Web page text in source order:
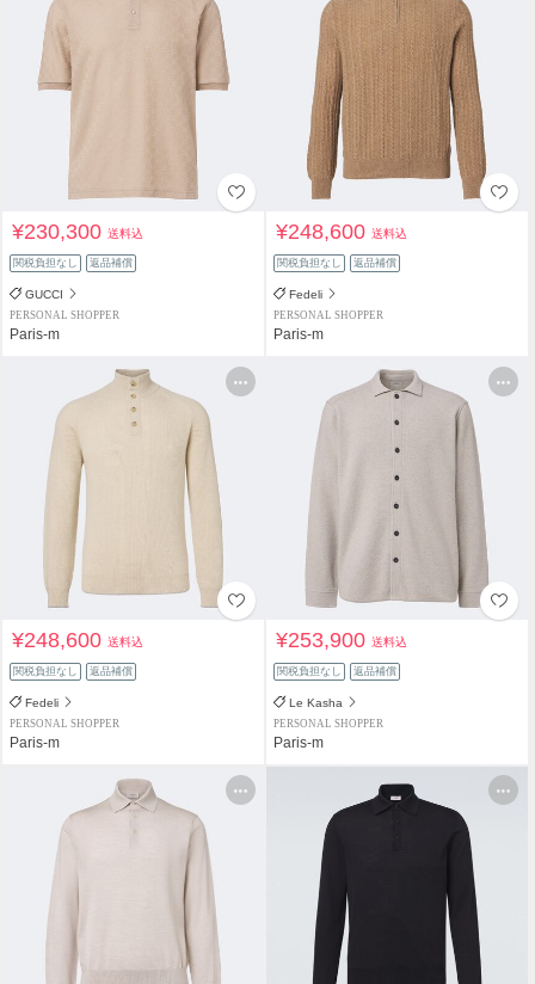
¥230,300送料込
関税負担なし 返品補償
GUCCI
PERSONAL SHOPPER
Paris-m
¥248,600送料込
関税負担なし 返品補償
Fedeli
PERSONAL SHOPPER
Paris-m
¥248,600送料込
関税負担なし 返品補償
Fedeli
PERSONAL SHOPPER
Paris-m
¥253,900送料込
関税負担なし 返品補償
Le Kasha
PERSONAL SHOPPER
Paris-m